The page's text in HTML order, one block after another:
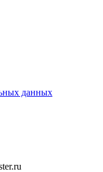
данных